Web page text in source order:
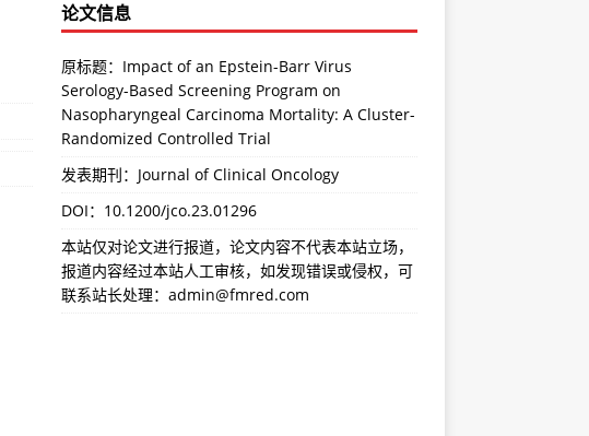
论文信息
原标题：Impact of an Epstein-Barr Virus
Serology-Based Screening Program on
Nasopharyngeal Carcinoma Mortality: A Cluster-
Randomized Controlled Trial
发表期刊：Journal of Clinical Oncology
DOI： 10.1200/jco.23.01296
本站仅对论文进行报道，论文内容不代表本站立场，
报道内容经过本站人工审核，如发现错误或侵权，可
联系站长处理：admin@fmred.com